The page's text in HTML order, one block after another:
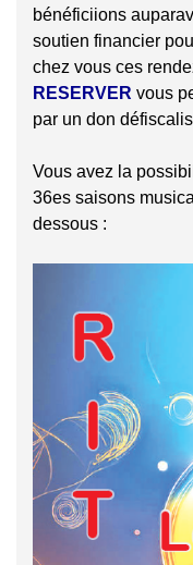
bénéficiions
soutien financier
chez vous ces
RESERVER vous
par un don
Vous avez la
36es saisons
dessous :